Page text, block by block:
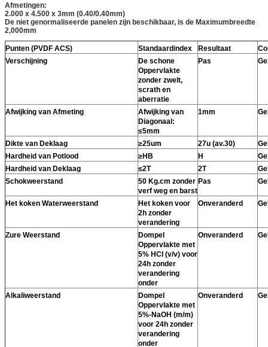
Afmetingen:
2.000 x 4.500 x 3mm (0.40/0.40mm)
De niet genormaliseerde panelen zijn beschikbaar, is de Maximumbreedte
2,000mm
Punten (PVDF ACS) Standaardindex Resultaat
Verschijning
De schone
Oppervlakte
zonder zwelt,
scrath en
aberratie
Pas
Afwijking van Afmeting
Afwijking van
Diagonaal:
≤5mm
1mm
Dikte van Deklaag ≥25um 27u (av.30)
Hardheid van Potlood
≥HB H
Hardheid van Deklaag
≤2T 2T
Schokweerstand
50 Kg.cm zonder
verf weg en barst
Pas
Het koken Waterweerstand
Het koken voor
2h zonder
verandering
Onveranderd
Zure Weerstand
Dompel
Oppervlakte met
5% HCI (v/v) voor
24h zonder
verandering
onder
Onveranderd
Alkaliweerstand
Dompel
Oppervlakte met
5%-NaOH (m/m)
voor 24h zonder
verandering
onder
Onveranderd